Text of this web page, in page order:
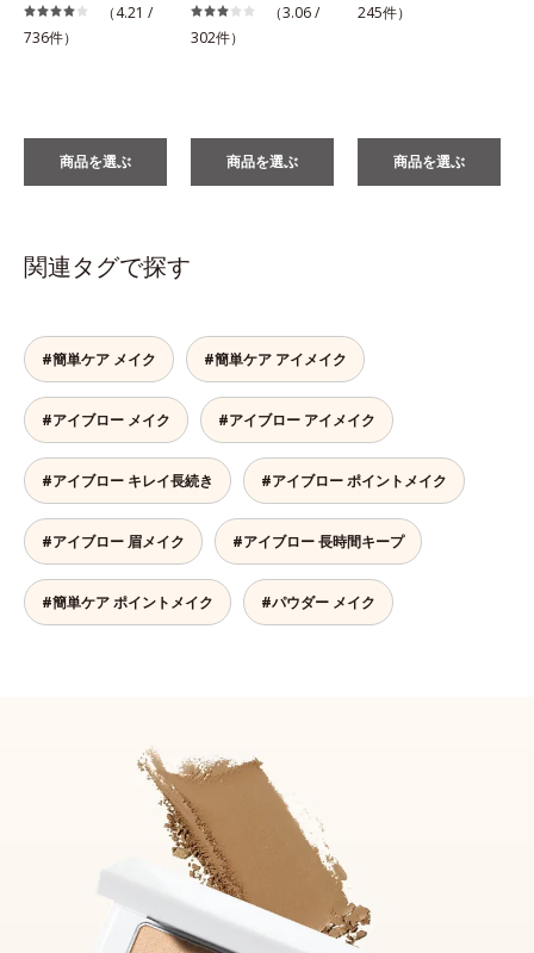
（4.21 /
736件）
商品を選ぶ
（3.06 /
302件）
商品を選ぶ
245件）
商品を選ぶ
関連タグで探す
#簡単ケア メイク #簡単ケア アイメイク
#アイブロー メイク #アイブロー アイメイク
#アイブロー キレイ長続き #アイブロー ポイントメイク
#アイブロー 眉メイク #アイブロー 長時間キープ
#簡単ケア ポイントメイク #パウダー メイク